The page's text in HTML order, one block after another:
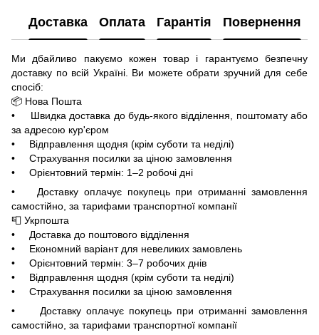
Доставка Оплата Гарантія Повернення
Ми дбайливо пакуємо кожен товар і гарантуємо безпечну
доставку по всій Україні. Ви можете обрати зручний для себе
спосіб:
📦 Нова Пошта
• Швидка доставка до будь-якого відділення, поштомату або
за адресою кур'єром
• Відправлення щодня (крім суботи та неділі)
• Страхування посилки за ціною замовлення
• Орієнтовний термін: 1–2 робочі дні
• Доставку оплачує покупець при отриманні замовлення
самостійно, за тарифами транспортної компанії
📮 Укрпошта
• Доставка до поштового відділення
• Економний варіант для невеликих замовлень
• Орієнтовний термін: 3–7 робочих днів
• Відправлення щодня (крім суботи та неділі)
• Страхування посилки за ціною замовлення
• Доставку оплачує покупець при отриманні замовлення
самостійно, за тарифами транспортної компанії